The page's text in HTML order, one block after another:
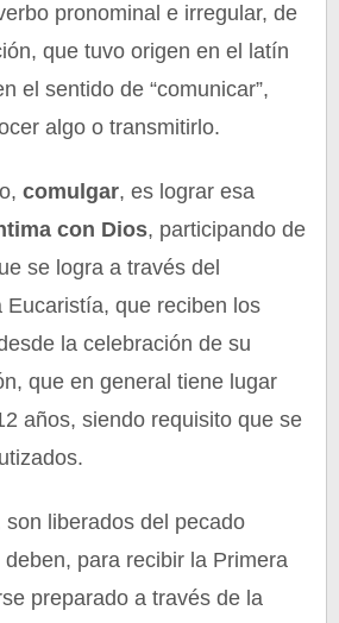
pronominal e irregular, de
que tuvo origen en el latín
el sentido de “comunicar”,
algo o transmitirlo.
comulgar, es lograr esa
con Dios, participando de
se logra a través del
Eucaristía, que reciben los
la celebración de su
que en general tiene lugar
años, siendo requisito que se
son liberados del pecado
para recibir la Primera
preparado a través de la